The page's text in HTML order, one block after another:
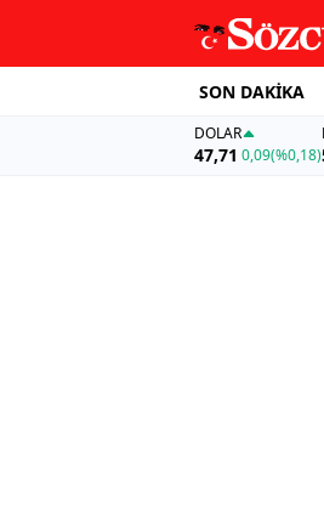
SON DAKİKA
DOLAR
47,71 0,09(%0,18)